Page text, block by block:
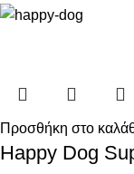
Προσθήκη στο
Happy Dog